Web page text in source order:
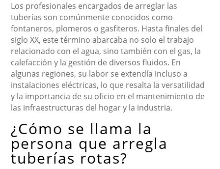
Los profesionales encargados de arreglar las
tuberías son comúnmente conocidos como
fontaneros, plomeros o gasfiteros. Hasta finales del
siglo XX, este término abarcaba no solo el trabajo
relacionado con el agua, sino también con el gas, la
calefacción y la gestión de diversos fluidos. En
algunas regiones, su labor se extendía incluso a
instalaciones eléctricas, lo que resalta la versatilidad
y la importancia de su oficio en el mantenimiento de
las infraestructuras del hogar y la industria.
¿Cómo se llama la
persona que arregla
tuberías rotas?